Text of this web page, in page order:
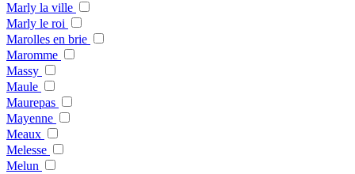
Marly la ville
Marly le roi
Marolles en brie
Maromme
Massy
Maule
Maurepas
Mayenne
Meaux
Melesse
Melun